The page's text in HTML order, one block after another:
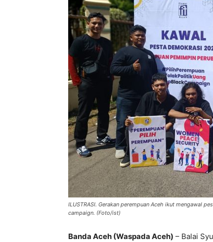
ILUSTRASI. Gerakan perempuan Aceh ikut mengawal
campaign. (Foto/ist)
Banda Aceh (Waspada Aceh) – Balai